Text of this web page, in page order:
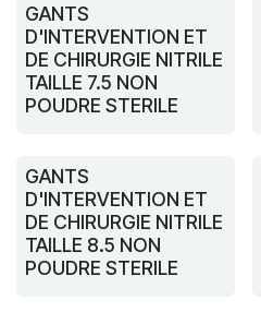
GANTS
D'INTERVENTION ET
DE CHIRURGIE NITRILE
TAILLE 7.5 NON
POUDRE STERILE
GANTS
D'INTERVENTION ET
DE CHIRURGIE NITRILE
TAILLE 8.5 NON
POUDRE STERILE